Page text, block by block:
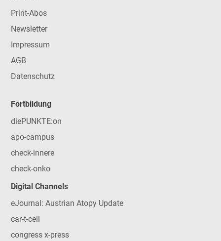
Print-Abos
Newsletter
Impressum
AGB
Datenschutz
Fortbildung
diePUNKTE:on
apo-campus
check-innere
check-onko
Digital Channels
eJournal: Austrian Atopy Update
car-t-cell
congress x-press